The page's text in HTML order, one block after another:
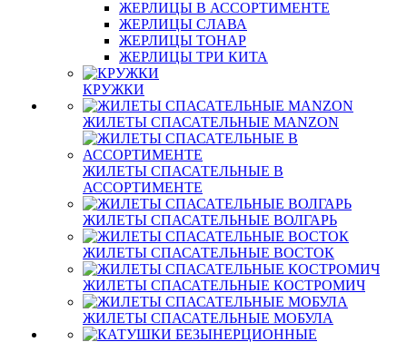
ЖЕРЛИЦЫ В АССОРТИМЕНТЕ
ЖЕРЛИЦЫ СЛАВА
ЖЕРЛИЦЫ ТОНАР
ЖЕРЛИЦЫ ТРИ КИТА
КРУЖКИ
ЖИЛЕТЫ СПАСАТЕЛЬНЫЕ MANZON
ЖИЛЕТЫ СПАСАТЕЛЬНЫЕ В
АССОРТИМЕНТЕ
ЖИЛЕТЫ СПАСАТЕЛЬНЫЕ ВОЛГАРЬ
ЖИЛЕТЫ СПАСАТЕЛЬНЫЕ ВОСТОК
ЖИЛЕТЫ СПАСАТЕЛЬНЫЕ КОСТРОМИЧ
ЖИЛЕТЫ СПАСАТЕЛЬНЫЕ МОБУЛА